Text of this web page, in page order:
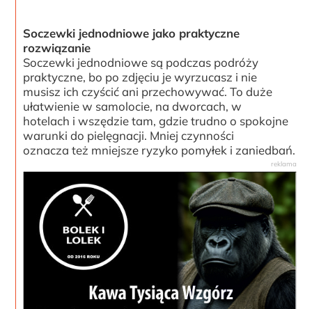
Soczewki jednodniowe jako praktyczne
rozwiązanie
Soczewki jednodniowe są podczas podróży
praktyczne, bo po zdjęciu je wyrzucasz i nie
musisz ich czyścić ani przechowywać. To duże
ułatwienie w samolocie, na dworcach, w
hotelach i wszędzie tam, gdzie trudno o spokojne
warunki do pielęgnacji. Mniej czynności
oznacza też mniejsze ryzyko pomyłek i zaniedbań.